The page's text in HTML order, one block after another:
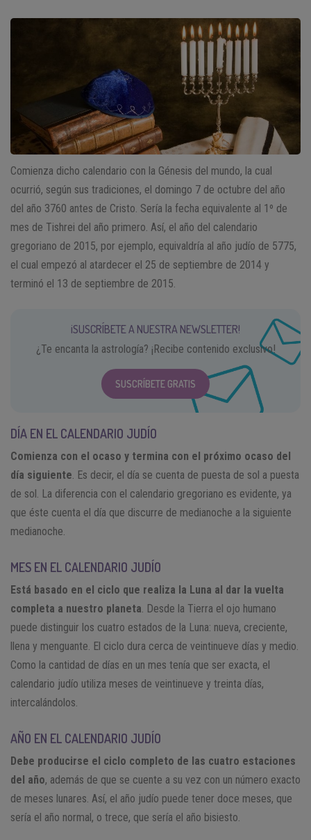
Comienza dicho calendario con la Génesis del mundo, la cual
ocurrió, según sus tradiciones, el domingo 7 de octubre del año
del año 3760 antes de Cristo. Sería la fecha equivalente al 1º de
mes de Tishrei del año primero. Así, el año del calendario
gregoriano de 2015, por ejemplo, equivaldría al año judío de 5775,
el cual empezó al atardecer el 25 de septiembre de 2014 y
terminó el 13 de septiembre de 2015.
¡SUSCRÍBETE A NUESTRA NEWSLETTER!
¿Te encanta la astrología? ¡Recibe contenido exclusivo!
SUSCRÍBETE GRATIS
DÍA EN EL CALENDARIO JUDÍO
Comienza con el ocaso y termina con el próximo ocaso del
día siguiente. Es decir, el día se cuenta de puesta de sol a puesta
de sol. La diferencia con el calendario gregoriano es evidente, ya
que éste cuenta el día que discurre de medianoche a la siguiente
medianoche.
MES EN EL CALENDARIO JUDÍO
Está basado en el ciclo que realiza la Luna al dar la vuelta
completa a nuestro planeta. Desde la Tierra el ojo humano
puede distinguir los cuatro estados de la Luna: nueva, creciente,
llena y menguante. El ciclo dura cerca de veintinueve días y medio.
Como la cantidad de días en un mes tenía que ser exacta, el
calendario judío utiliza meses de veintinueve y treinta días,
intercalándolos.
AÑO EN EL CALENDARIO JUDÍO
Debe producirse el ciclo completo de las cuatro estaciones
del año, además de que se cuente a su vez con un número exacto
de meses lunares. Así, el año judío puede tener doce meses, que
sería el año normal, o trece, que sería el año bisiesto.